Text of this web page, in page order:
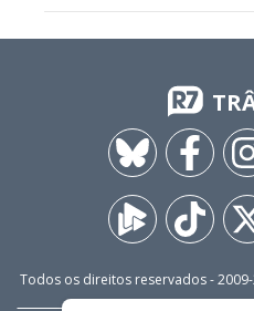
Todos os direitos reservados - 2009-